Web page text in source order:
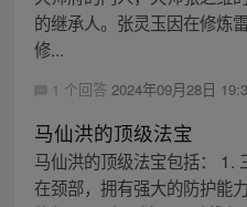
的继承人。张灵玉因在修炼
修...
1 个回答 2024年09月28日
马仙洪的顶级法宝
马仙洪的顶级法宝包括： 1.
在颈部，拥有强大的防护能